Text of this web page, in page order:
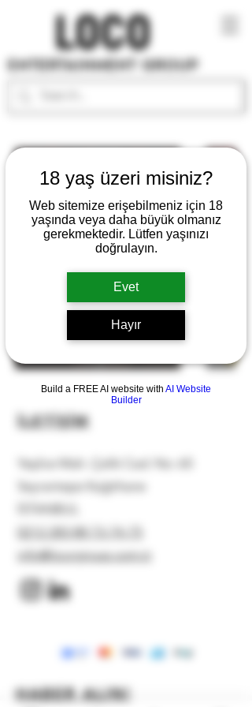
18 yaş üzeri misiniz?
Web sitemize erişebilmeniz için 18
yaşında veya daha büyük olmanız
gerekmektedir. Lütfen yaşınızı
doğrulayın.
Evet
Hayır
Build a FREE AI website with AI Website
Builder
İLETİŞİM
Yeşilce Mah. Çelik Cad. No: 65
Seyrantepe Kağıthane
İSTANBUL
0212 283 88 73-74-75
info@locogroup.com.tr
HABER ALIN!